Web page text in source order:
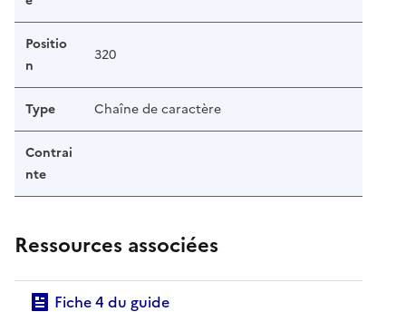
Positio
n
320
Type Chaîne de caractère
Contrai
nte
Ressources associées